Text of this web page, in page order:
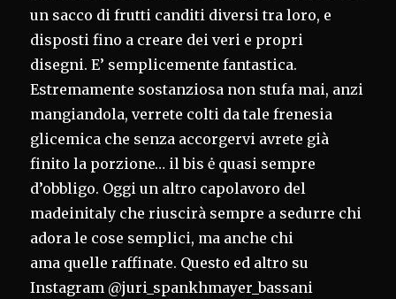
un sacco di frutti canditi diversi tra loro, e
disposti fino a creare dei veri e propri
disegni. E’ semplicemente fantastica.
Estremamente sostanziosa non stufa mai, anzi
mangiandola, verrete colti da tale frenesia
glicemica che senza accorgervi avrete già
finito la porzione… il bis ė quasi sempre
d’obbligo. Oggi un altro capolavoro del
madeinitaly che riuscirà sempre a sedurre chi
adora le cose semplici, ma anche chi
ama quelle raffinate. Questo ed altro su
Instagram @juri_spankhmayer_bassani